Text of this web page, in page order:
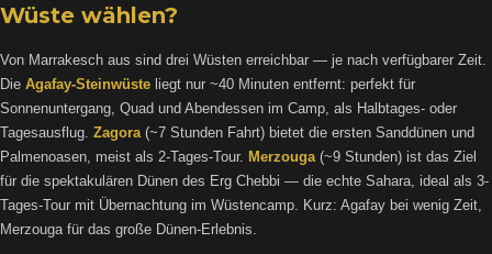
Wüste wählen?
Von Marrakesch aus sind drei Wüsten erreichbar — je nach verfügbarer Zeit.
Die Agafay-Steinwüste liegt nur ~40 Minuten entfernt: perfekt für
Sonnenuntergang, Quad und Abendessen im Camp, als Halbtages- oder
Tagesausflug. Zagora (~7 Stunden Fahrt) bietet die ersten Sanddünen und
Palmenoasen, meist als 2-Tages-Tour. Merzouga (~9 Stunden) ist das Ziel
für die spektakulären Dünen des Erg Chebbi — die echte Sahara, ideal als 3-
Tages-Tour mit Übernachtung im Wüstencamp. Kurz: Agafay bei wenig Zeit,
Merzouga für das große Dünen-Erlebnis.